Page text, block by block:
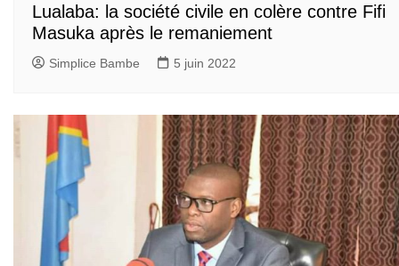
Lualaba: la société civile en colère contre Fifi
Masuka après le remaniement
Simplice Bambe 5 juin 2022